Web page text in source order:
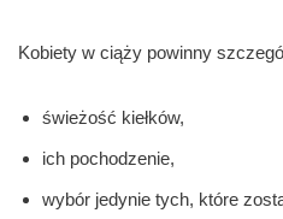
Kobiety w ciąży powinny
świeżość kiełków,
ich pochodzenie,
wybór jedynie tych, które